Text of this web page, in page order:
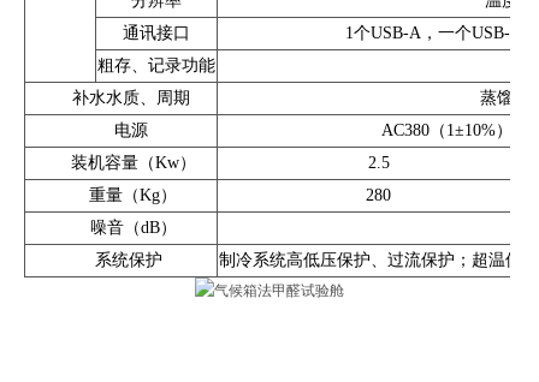
通讯接口
1个USB-A，一个USB-B
粗存、记录功能
补水水质、周期
蒸馏水
电源
AC380（1±10%）
装机容量（Kw）
2.5
重量（Kg）
280
噪音（dB）
系统保护
制冷系统高低压保护、过流保护；超温保